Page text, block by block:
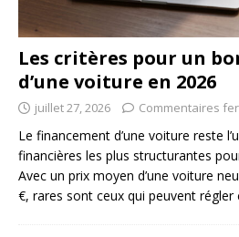
Les critères pour un
d’une voiture en 2026
juillet 27, 2026 Commentaires
Le financement d’une voiture reste
financières les plus structurantes
Avec un prix moyen d’une voiture
€, rares sont ceux qui peuvent régler